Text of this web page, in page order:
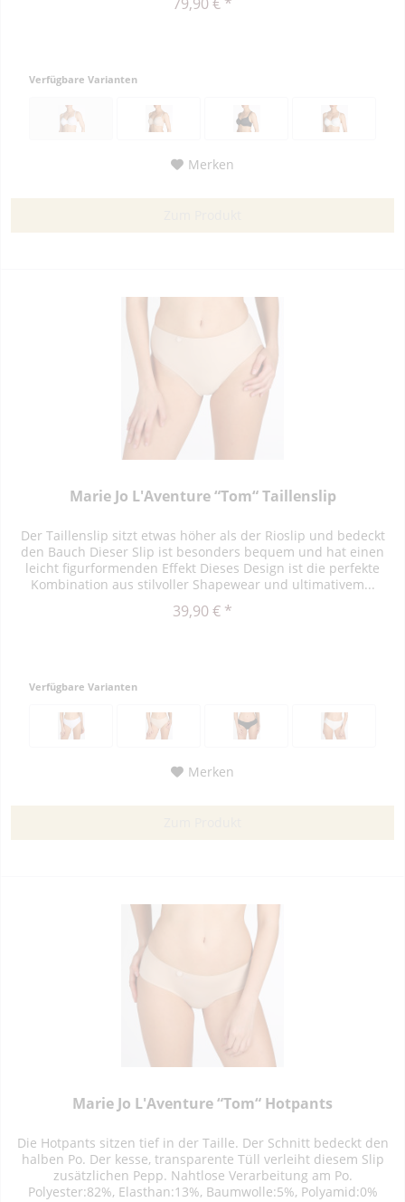
Verfügbare Varianten
Merken
Marie Jo L'Aventure “Tom“ Taillenslip
Der Taillenslip sitzt etwas höher als der Rioslip und bedeckt
den Bauch Dieser Slip ist besonders bequem und hat einen
leicht figurformenden Effekt Dieses Design ist die perfekte
Kombination aus stilvoller Shapewear und ultimativem...
39,90 € *
Verfügbare Varianten
Merken
Marie Jo L'Aventure “Tom“ Hotpants
Die Hotpants sitzen tief in der Taille. Der Schnitt bedeckt den
halben Po. Der kesse, transparente Tüll verleiht diesem Slip
zusätzlichen Pepp. Nahtlose Verarbeitung am Po.
Polyester:82%, Elasthan:13%, Baumwolle:5%, Polyamid:0%